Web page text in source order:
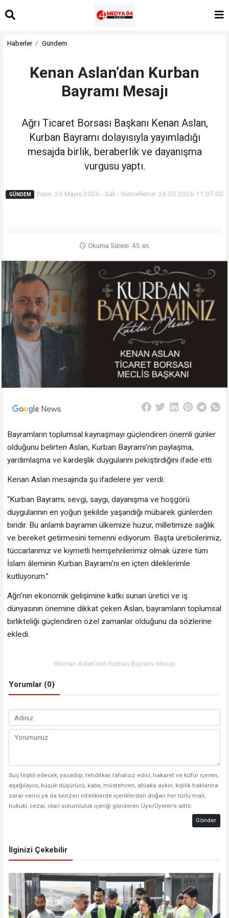
Haberler Gündem
Kenan Aslan’dan Kurban
Bayramı Mesajı
Ağrı Ticaret Borsası Başkanı Kenan Aslan,
Kurban Bayramı dolayısıyla yayımladığı
mesajda birlik, beraberlik ve dayanışma
vurgusu yaptı.
GÜNDEM Yayın: 26 Mayıs 2026 - Salı - Güncelleme: 26.05.2026 11:07:00
Okuma Süresi: 45 sn.
Bayramların toplumsal kaynaşmayı güçlendiren önemli günler
olduğunu belirten Aslan, Kurban Bayramı’nın paylaşma,
yardımlaşma ve kardeşlik duygularını pekiştirdiğini ifade etti.
Kenan Aslan mesajında şu ifadelere yer verdi:
“Kurban Bayramı; sevgi, saygı, dayanışma ve hoşgörü
duygularının en yoğun şekilde yaşandığı mübarek günlerden
biridir. Bu anlamlı bayramın ülkemize huzur, milletimize sağlık
ve bereket getirmesini temenni ediyorum. Başta üreticilerimiz,
tüccarlarımız ve kıymetli hemşehrilerimiz olmak üzere tüm
İslam âleminin Kurban Bayramı’nı en içten dileklerimle
kutluyorum.”
Ağrı’nın ekonomik gelişimine katkı sunan üretici ve iş
dünyasının önemine dikkat çeken Aslan, bayramların toplumsal
birlikteliği güçlendiren özel zamanlar olduğunu da sözlerine
ekledi.
#Kenan Aslan’dan Kurban Bayramı Mesajı
Yorumlar (0)
Suç teşkil edecek, yasadışı, tehditkar, rahatsız edici, hakaret ve küfür içeren,
aşağılayıcı, küçük düşürücü, kaba, müstehcen, ahlaka aykırı, kişilik haklarına
zarar verici ya da benzeri niteliklerde içeriklerden doğan her türlü mali,
hukuki, cezai, idari sorumluluk içeriği gönderen Üye/Üyeler’e aittir.
Gönder
İlginizi Çekebilir